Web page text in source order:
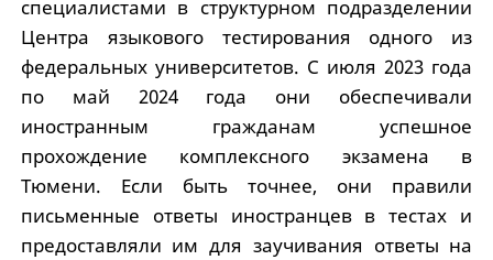
специалистами в структурном подразделении
Центра языкового тестирования одного из
федеральных университетов. С июля 2023 года
по май 2024 года они обеспечивали
иностранным гражданам успешное
прохождение комплексного экзамена в
Тюмени. Если быть точнее, они правили
письменные ответы иностранцев в тестах и
предоставляли им для заучивания ответы на